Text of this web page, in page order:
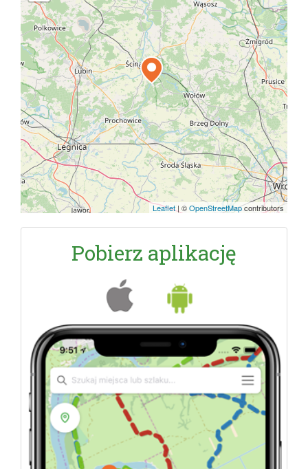
Leaflet | ©OpenStreetMapcontributors
Pobierz aplikację